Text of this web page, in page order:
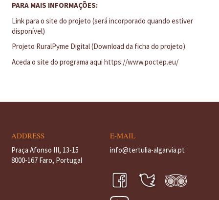
PARA MAIS INFORMAÇÕES:
Link para o site do projeto (será incorporado quando estiver
disponível)
Projeto RuralPyme Digital (Download da ficha do projeto)
Aceda o site do programa aquihttps://www.poctep.eu/
ADDRESS
Praça Afonso III, 13-15
8000-167 Faro, Portugal
E-MAIL
info@tertulia-algarvia.pt